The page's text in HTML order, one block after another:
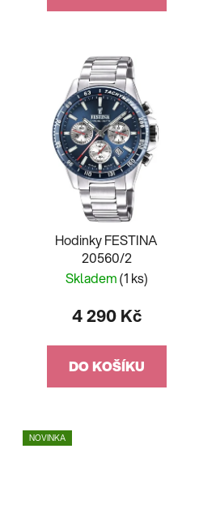
Hodinky FESTINA
20560/2
Skladem(1 ks)
4 290 Kč
DO KOŠÍKU
NOVINKA